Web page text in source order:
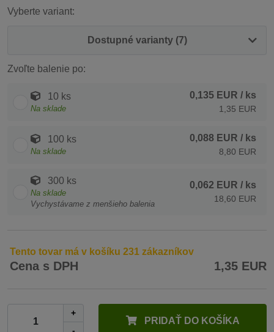
Vyberte variant:
Dostupné varianty (7)
Zvoľte balenie po:
10 ks
Na sklade
0,135 EUR / ks
1,35 EUR
100 ks
Na sklade
0,088 EUR / ks
8,80 EUR
300 ks
Na sklade
Vychystávame z menšieho balenia
0,062 EUR / ks
18,60 EUR
Tento tovar má v košíku 231 zákazníkov
Cena s DPH 1,35 EUR
+
PRIDAŤ DO KOŠÍKA